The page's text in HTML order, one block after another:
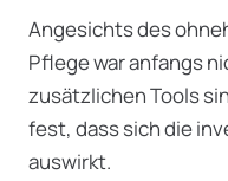
Angesichts des
Pflege war anfangs
zusätzlichen Tools
fest, dass sich die
auswirkt.